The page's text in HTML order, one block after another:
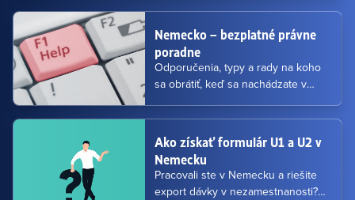
opatrovateliek v Nemecku. Článok
disponuje informáciami o
kompetenciách opatrovateliek,
obsahu pracovnej zmluvy, prehľad
databáz pracovných miest, odkazy
pre bezplatné poradenské inštitúcie
pôsobiace v Nemecku pre tento
Nemecko – bezplatné právne
poradne
Odporučenia, typy a rady na koho
sa obrátiť, keď sa nachádzate v
situácie.
Ako získať formulár U1 a U2 v
Nemecku
Pracovali ste v Nemecku a riešite
export dávky v nezamestnanosti?